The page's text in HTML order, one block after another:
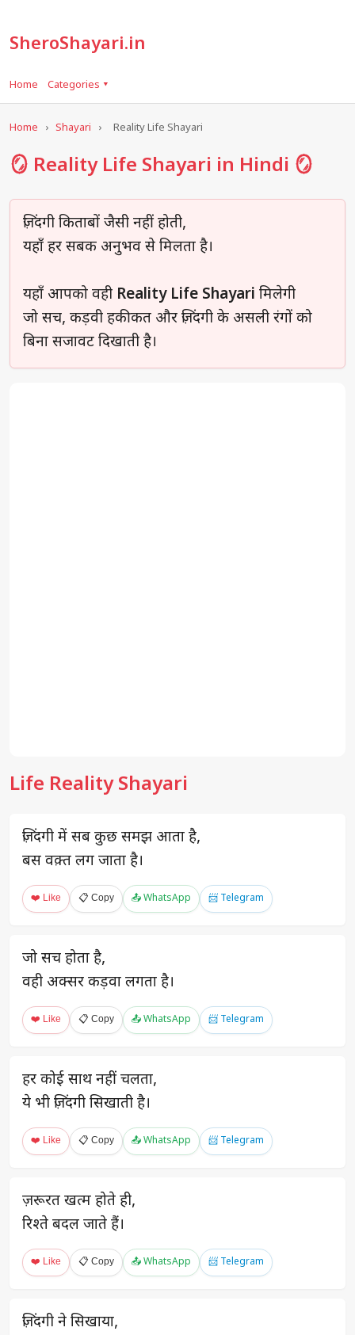
SheroShayari.in
Home Categories ▾
Home › Shayari › Reality Life Shayari
🪞 Reality Life Shayari in Hindi 🪞
ज़िंदगी किताबों जैसी नहीं होती,
यहाँ हर सबक अनुभव से मिलता है।
यहाँ आपको वही Reality Life Shayari मिलेगी
जो सच, कड़वी हकीकत और ज़िंदगी के असली रंगों को
बिना सजावट दिखाती है।
Life Reality Shayari
ज़िंदगी में सब कुछ समझ आता है,
बस वक़्त लग जाता है।
❤️ Like 📋 Copy 📤 WhatsApp 📨 Telegram
जो सच होता है,
वही अक्सर कड़वा लगता है।
❤️ Like 📋 Copy 📤 WhatsApp 📨 Telegram
हर कोई साथ नहीं चलता,
ये भी ज़िंदगी सिखाती है।
❤️ Like 📋 Copy 📤 WhatsApp 📨 Telegram
ज़रूरत खत्म होते ही,
रिश्ते बदल जाते हैं।
❤️ Like 📋 Copy 📤 WhatsApp 📨 Telegram
ज़िंदगी ने सिखाया,